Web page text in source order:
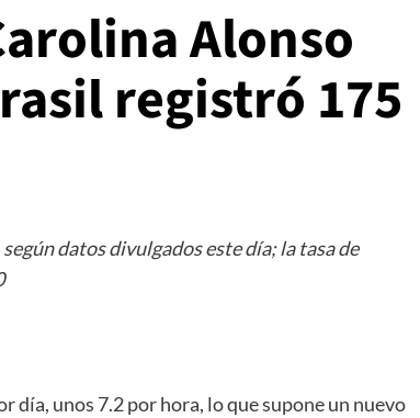
Alonso
registró 175
datos divulgados este día; la tasa de
día, unos 7.2 por hora, lo que supone un nuevo